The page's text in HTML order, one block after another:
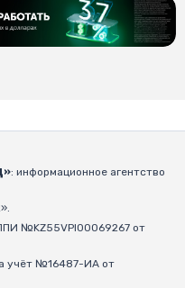
: информационное агентство
№KZ55VPI00069267 от
учёт №16487-ИА от